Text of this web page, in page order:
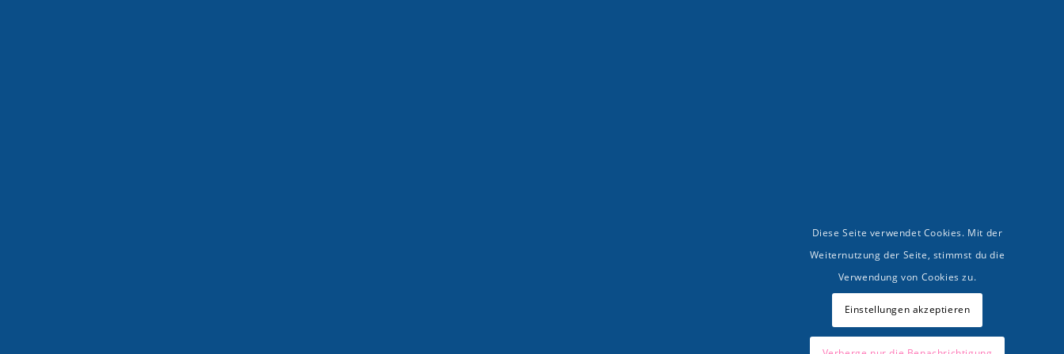
Diese Seite verwendet Cookies. Mit der
Weiternutzung der Seite, stimmst du die
Verwendung von Cookies zu.
Einstellungen akzeptieren